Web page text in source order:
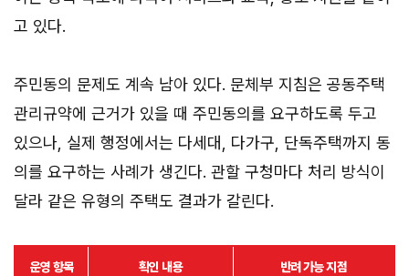
고 있다.
주민동의 문제도 계속 남아 있다. 문체부 지침은 공동주택
관리규약에 근거가 있을 때 주민동의를 요구하도록 두고
있으나, 실제 행정에서는 다세대, 다가구, 단독주택까지 동
의를 요구하는 사례가 생긴다. 관할 구청마다 처리 방식이
달라 같은 유형의 주택도 결과가 갈린다.
운영 항목 확인 내용 반려 가능 지점